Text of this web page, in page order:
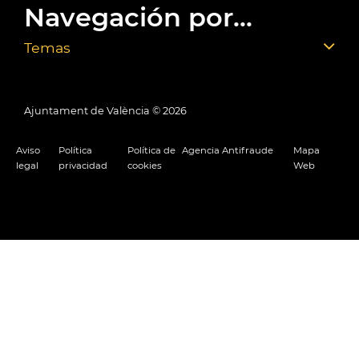
Navegación por...
Temas
Ajuntament de València © 2026
Aviso
legal
Política
privacidad
Política de
cookies
Agencia Antifraude
Mapa
Web